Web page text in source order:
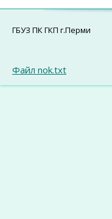
ГБУЗ ПК ГКП г.Перми
Файл nok.txt